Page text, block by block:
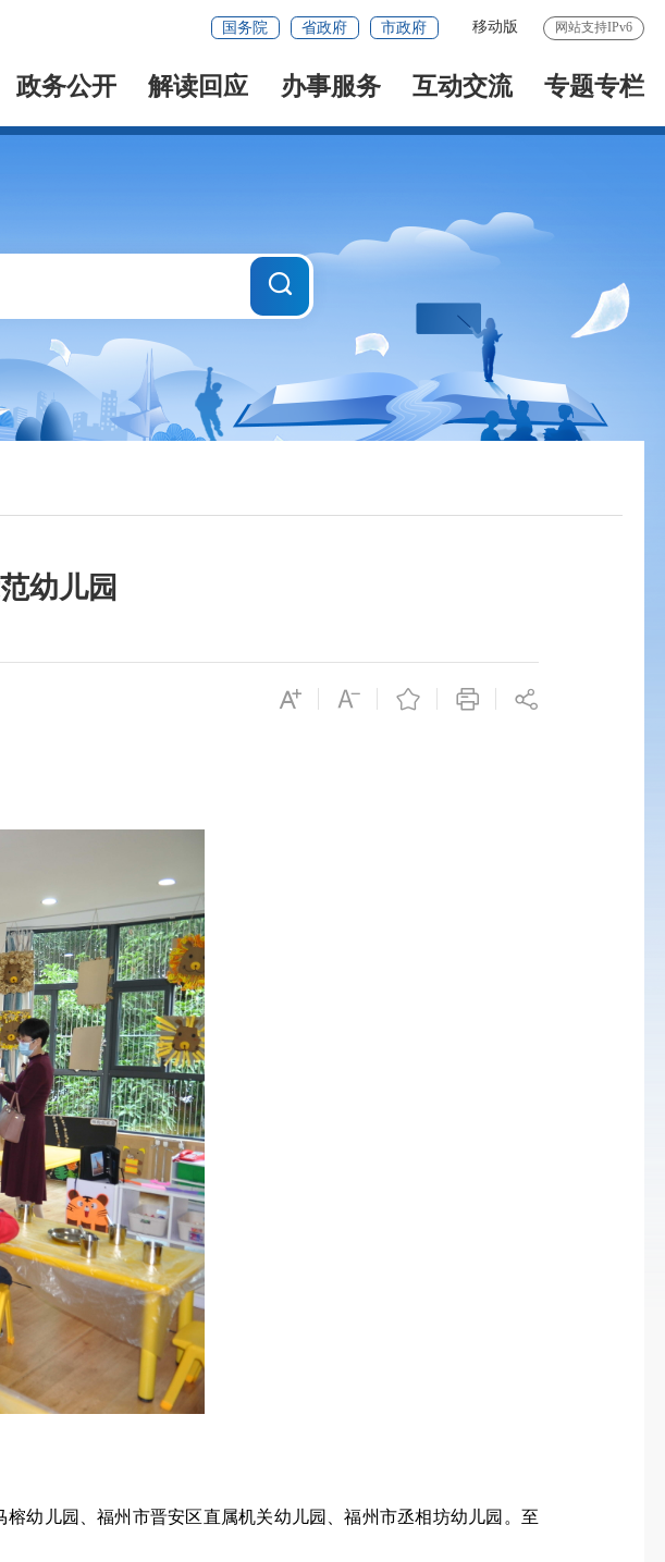
国务院 省政府 市政府 移动版 网站支持IPv6
政务公开 解读回应 办事服务 互动交流 专题专栏
幼儿园
幼儿园、福州市晋安区直属机关幼儿园、福州市丞相坊幼儿园。 至